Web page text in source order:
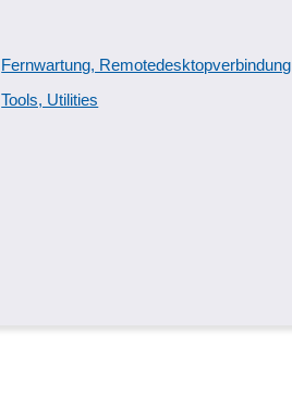
Fernwartung, Remotedesktopverbindung
Tools, Utilities